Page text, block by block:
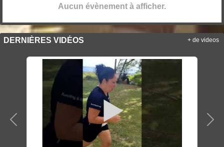
Aucun évènement à afficher.
DERNIÈRES VIDÉOS
Précedent
+ de videos